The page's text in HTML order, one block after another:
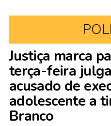
Justiça marca
terça-feira
acusado de
adolescente a
Branco